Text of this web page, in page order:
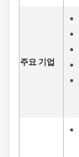
주요 기업